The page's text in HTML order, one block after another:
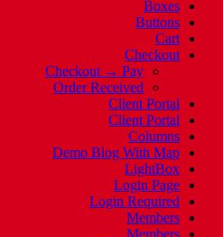
t
e
(
O
i
n
e
w
i
n
o
w
b
o
o
k
(
O
p
e
n
s
i
n
n
e
w
w
i
n
d
o
w
(
O
p
e
n
s
i
n
e
w
w
i
n
d
w
i
n
d
Boxes
Buttons
Cart
Checkout
Checkout → Pay
Order Received
Client Portal
Client Portal
Columns
Demo Blog With Map
LightBox
Login Page
Login Required
Members